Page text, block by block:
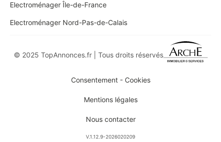
Electroménager Île-de-France
Electroménager Nord-Pas-de-Calais
© 2025 TopAnnonces.fr | Tous droits réservés
Consentement - Cookies
Mentions légales
Nous contacter
V.1.12.9-2026020209